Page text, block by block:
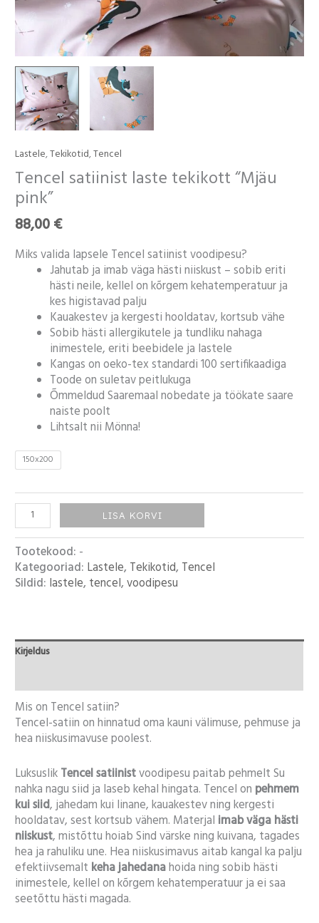
Lastele,Tekikotid,Tencel
Tencel satiinist laste tekikott “Mjäu
pink”
88,00€
Miks valida lapsele Tencel satiinist voodipesu?
Jahutab ja imab väga hästi niiskust – sobib eriti
hästi neile, kellel on kõrgem kehatemperatuur ja
kes higistavad palju
Kauakestev ja kergesti hooldatav, kortsub vähe
Sobib hästi allergikutele ja tundliku nahaga
inimestele, eriti beebidele ja lastele
Kangas on oeko-tex standardi 100 sertifikaadiga
Toode on suletav peitlukuga
Õmmeldud Saaremaal nobedate ja töökate saare
naiste poolt
Lihtsalt nii Mönna!
150x200
Tencel
satiinist
laste
tekikott
“Mjäu
pink"
kogus
LISA KORVI
Tootekood: -
Kategooriad: Lastele, Tekikotid, Tencel
Sildid: lastele, tencel,voodipesu
Kirjeldus
Mis on Tencel satiin?
Tencel-satiin on hinnatud oma kauni välimuse, pehmuse ja
hea niiskusimavuse poolest.
LuksuslikTencel satiinistvoodipesu paitab pehmelt Su
nahka nagu siid ja laseb kehal hingata. Tencel on pehmem
kui siid, jahedam kui linane, kauakestev ning kergesti
hooldatav, sest kortsub vähem. Materjal imab väga hästi
niiskust, mistõttu hoiab Sind värske ning kuivana, tagades
hea ja rahuliku une. Hea niiskusimavus aitab kangal ka palju
efektiivsemalt keha jahedanahoida ning sobib hästi
inimestele, kellel on kõrgem kehatemperatuur ja ei saa
seetõttu hästi magada.